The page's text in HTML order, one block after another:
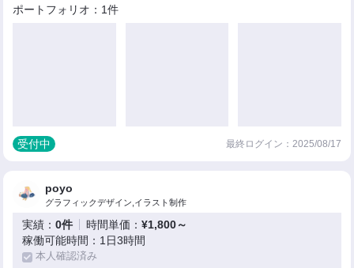
ポートフォリオ：1件
受付中 最終ログイン：2025/08/17
poyo
グラフィックデザイン,イラスト制作
実績：0件 時間単価：¥1,800～
稼働可能時間：1日3時間
本人確認済み